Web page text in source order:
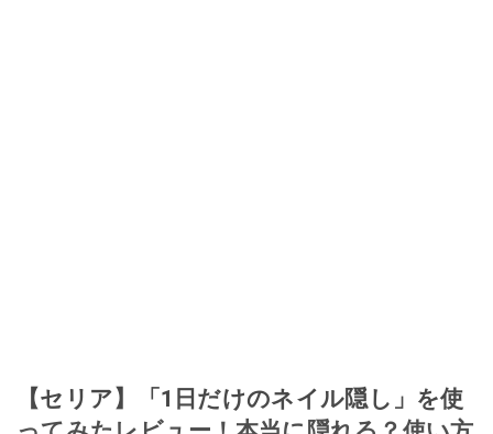
【セリア】「1日だけのネイル隠し」を使